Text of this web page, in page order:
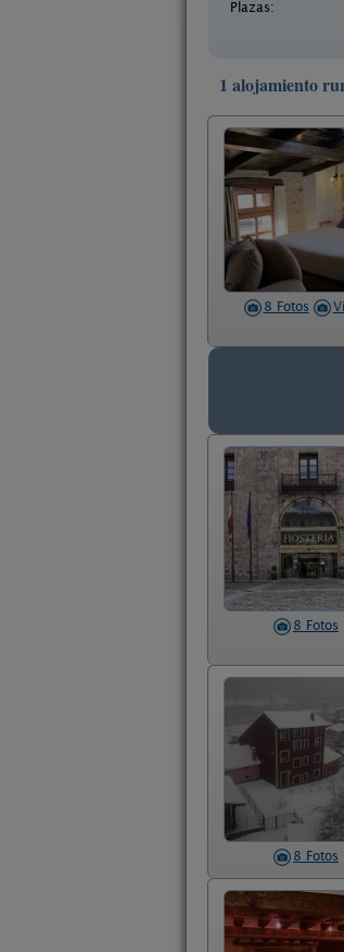
Plazas:
1 alojamiento
8 Fotos
8 Fotos
8 Fotos